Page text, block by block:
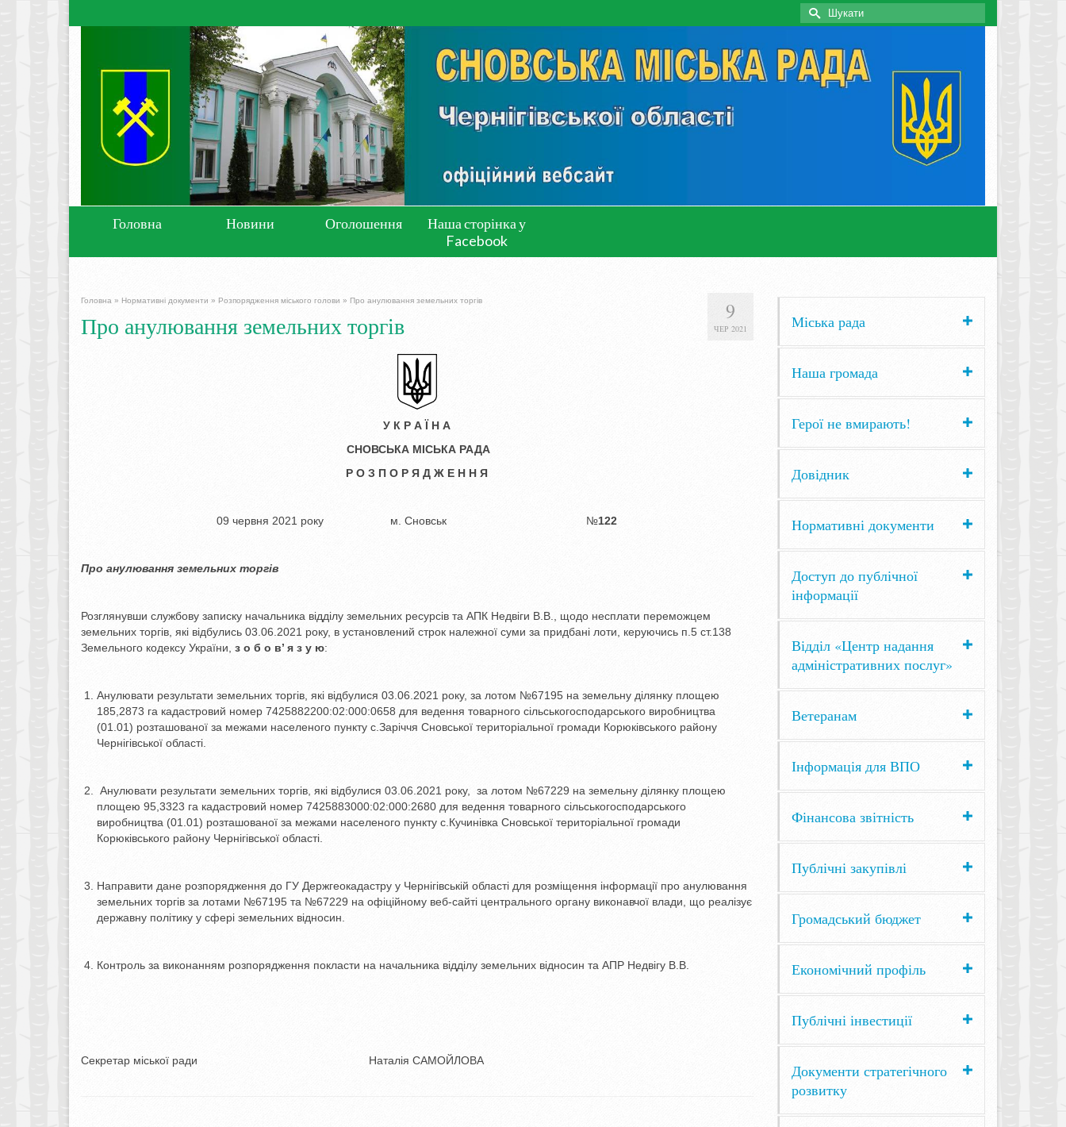
Search
for:
Головна Новини Оголошення
Наша сторінка у
Facebook
9
ЧЕР 2021
Головна » Нормативні документи » Розпорядження міського голови » Про анулювання земельних торгів
Про анулювання земельних торгів
У К Р А Ї Н А
СНОВСЬКА МІСЬКА РАДА
Р О З П О Р Я Д Ж Е Н Н Я
09 червня 2021 року м. Сновськ №122
Про анулювання земельних торгів
Розглянувши службову записку начальника відділу земельних ресурсів та АПК Недвіги В.В., щодо несплати переможцем
земельних торгів, які відбулись 03.06.2021 року, в установлений строк належної суми за придбані лоти, керуючись п.5 ст.138
Земельного кодексу України, з о б о в’ я з у ю:
Анулювати результати земельних торгів, які відбулися 03.06.2021 року, за лотом №67195 на земельну ділянку площею
185,2873 га кадастровий номер 7425882200:02:000:0658 для ведення товарного сільськогосподарського виробництва
(01.01) розташованої за межами населеного пункту с.Заріччя Сновської територіальної громади Корюківського району
Чернігівської області.
Анулювати результати земельних торгів, які відбулися 03.06.2021 року, за лотом №67229 на земельну ділянку площею
площею 95,3323 га кадастровий номер 7425883000:02:000:2680 для ведення товарного сільськогосподарського
виробництва (01.01) розташованої за межами населеного пункту с.Кучинівка Сновської територіальної громади
Корюківського району Чернігівської області.
Направити дане розпорядження до ГУ Держгеокадастру у Чернігівській області для розміщення інформації про анулювання
земельних торгів за лотами №67195 та №67229 на офіційному веб-сайті центрального органу виконавчої влади, що реалізує
державну політику у сфері земельних відносин.
Контроль за виконанням розпорядження покласти на начальника відділу земельних відносин та АПР Недвігу В.В.
Секретар міської ради Наталія САМОЙЛОВА
Міська рада
Наша громада
Герої не вмирають!
Довідник
Нормативні документи
Доступ до публічної
інформації
Відділ «Центр надання
адміністративних послуг»
Ветеранам
Інформація для ВПО
Фінансова звітність
Публічні закупівлі
Громадський бюджет
Економічний профіль
Публічні інвестиції
Документи стратегічного
розвитку